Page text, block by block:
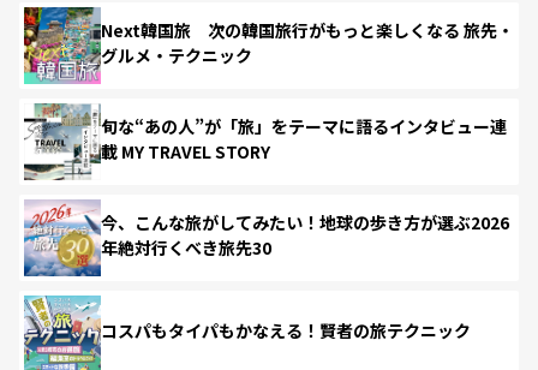
Next韓国旅 次の韓国旅行がもっと楽しくなる 旅先・
グルメ・テクニック
旬な“あの人”が「旅」をテーマに語るインタビュー連
載 MY TRAVEL STORY
今、こんな旅がしてみたい！地球の歩き方が選ぶ2026
年絶対行くべき旅先30
コスパもタイパもかなえる！賢者の旅テクニック